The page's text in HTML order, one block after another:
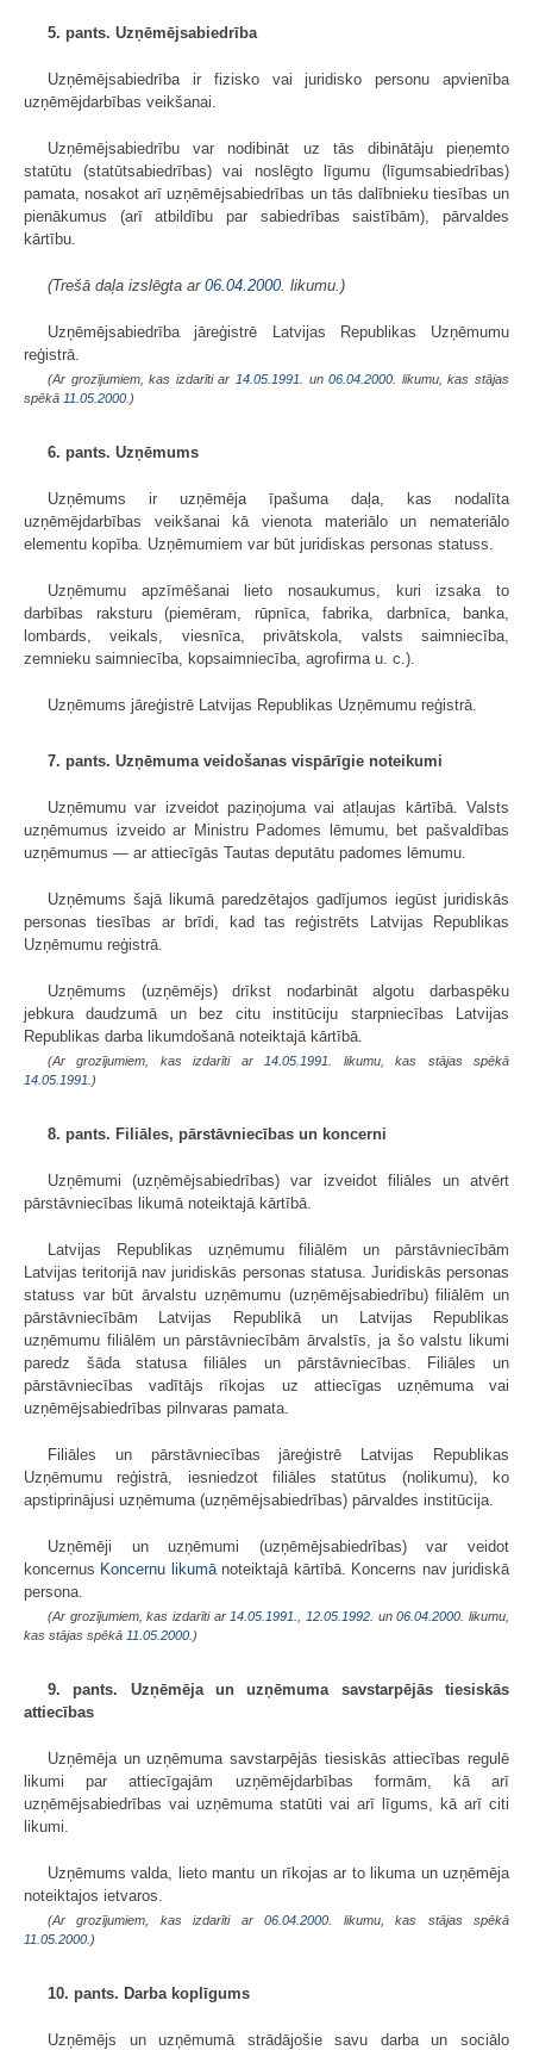
5. pants. Uzņēmējsabiedrība
Uzņēmējsabiedrība ir fizisko vai juridisko personu apvienība
uzņēmējdarbības veikšanai.
Uzņēmējsabiedrību var nodibināt uz tās dibinātāju pieņemto
statūtu (statūtsabiedrības) vai noslēgto līgumu (līgumsabiedrības)
pamata, nosakot arī uzņēmējsabiedrības un tās dalībnieku tiesības un
pienākumus (arī atbildību par sabiedrības saistībām), pārvaldes
kārtību.
(Trešā daļa izslēgta ar 06.04.2000. likumu.)
Uzņēmējsabiedrība jāreģistrē Latvijas Republikas Uzņēmumu
reģistrā.
(Ar grozījumiem, kas izdarīti ar 14.05.1991. un06.04.2000. likumu, kas stājas
spēkā 11.05.2000.)
6. pants. Uzņēmums
Uzņēmums ir uzņēmēja īpašuma daļa, kas nodalīta
uzņēmējdarbības veikšanai kā vienota materiālo un nemateriālo
elementu kopība. Uzņēmumiem var būt juridiskas personas statuss.
Uzņēmumu apzīmēšanai lieto nosaukumus, kuri izsaka to
darbības raksturu (piemēram, rūpnīca, fabrika, darbnīca, banka,
lombards, veikals, viesnīca, privātskola, valsts saimniecība,
zemnieku saimniecība, kopsaimniecība, agrofirma u. c.).
Uzņēmums jāreģistrē Latvijas Republikas Uzņēmumu reģistrā.
7. pants. Uzņēmuma veidošanas vispārīgie noteikumi
Uzņēmumu var izveidot paziņojuma vai atļaujas kārtībā. Valsts
uzņēmumus izveido ar Ministru Padomes lēmumu, bet pašvaldības
uzņēmumus — ar attiecīgās Tautas deputātu padomes lēmumu.
Uzņēmums šajā likumā paredzētajos gadījumos iegūst juridiskās
personas tiesības ar brīdi, kad tas reģistrēts Latvijas Republikas
Uzņēmumu reģistrā.
Uzņēmums (uzņēmējs) drīkst nodarbināt algotu darbaspēku
jebkura daudzumā un bez citu institūciju starpniecības Latvijas
Republikas darba likumdošanā noteiktajā kārtībā.
(Ar grozījumiem, kas izdarīti ar14.05.1991. likumu, kas stājas spēkā
14.05.1991.)
8. pants. Filiāles, pārstāvniecības un koncerni
Uzņēmumi (uzņēmējsabiedrības) var izveidot filiāles un atvērt
pārstāvniecības likumā noteiktajā kārtībā.
Latvijas Republikas uzņēmumu filiālēm un pārstāvniecībām
Latvijas teritorijā nav juridiskās personas statusa. Juridiskās personas
statuss var būt ārvalstu uzņēmumu (uzņēmējsabiedrību) filiālēm un
pārstāvniecībām Latvijas Republikā un Latvijas Republikas
uzņēmumu filiālēm un pārstāvniecībām ārvalstīs, ja šo valstu likumi
paredz šāda statusa filiāles un pārstāvniecības. Filiāles un
pārstāvniecības vadītājs rīkojas uz attiecīgas uzņēmuma vai
uzņēmējsabiedrības pilnvaras pamata.
Filiāles un pārstāvniecības jāreģistrē Latvijas Republikas
Uzņēmumu reģistrā, iesniedzot filiāles statūtus (nolikumu), ko
apstiprinājusi uzņēmuma (uzņēmējsabiedrības) pārvaldes institūcija.
Uzņēmēji un uzņēmumi (uzņēmējsabiedrības) var veidot
koncernus Koncernu likumānoteiktajā kārtībā. Koncerns nav juridiskā
persona.
(Ar grozījumiem, kas izdarīti ar14.05.1991.,12.05.1992. un06.04.2000. likumu,
kas stājas spēkā 11.05.2000.)
9. pants. Uzņēmēja un uzņēmuma savstarpējās tiesiskās
attiecības
Uzņēmēja un uzņēmuma savstarpējās tiesiskās attiecības regulē
likumi par attiecīgajām uzņēmējdarbības formām, kā arī
uzņēmējsabiedrības vai uzņēmuma statūti vai arī līgums, kā arī citi
likumi.
Uzņēmums valda, lieto mantu un rīkojas ar to likuma un uzņēmēja
noteiktajos ietvaros.
(Ar grozījumiem, kas izdarīti ar06.04.2000. likumu, kas stājas spēkā
11.05.2000.)
10. pants. Darba koplīgums
Uzņēmējs un uzņēmumā strādājošie savu darba un sociālo